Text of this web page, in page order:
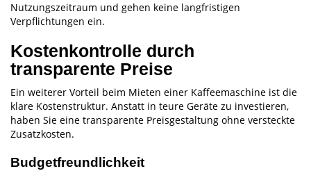
Nutzungszeitraum und gehen keine langfristigen
Verpflichtungen ein.
Kostenkontrolle durch
transparente Preise
Ein weiterer Vorteil beim Mieten einer Kaffeemaschine ist die
klare Kostenstruktur. Anstatt in teure Geräte zu investieren,
haben Sie eine transparente Preisgestaltung ohne versteckte
Zusatzkosten.
Budgetfreundlichkeit